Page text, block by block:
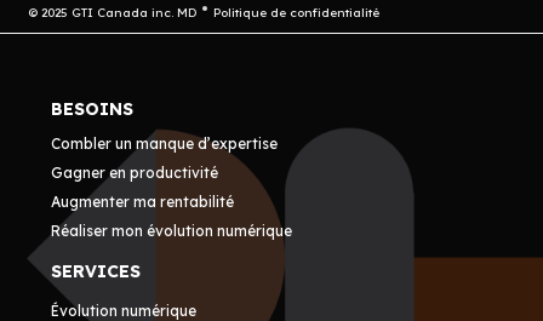
© 2025 GTI Canada inc. MD Politique de confidentialité
BESOINS
Combler un manque d’expertise
Gagner en productivité
Augmenter ma rentabilité
Réaliser mon évolution numérique
SERVICES
Évolution numérique